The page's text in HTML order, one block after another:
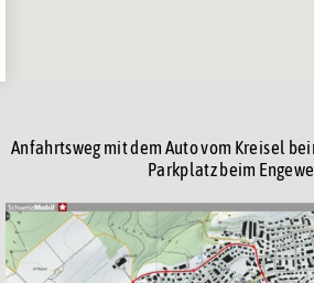
Anfahrtsweg mit dem Auto vom Kreisel
Parkplatz beim